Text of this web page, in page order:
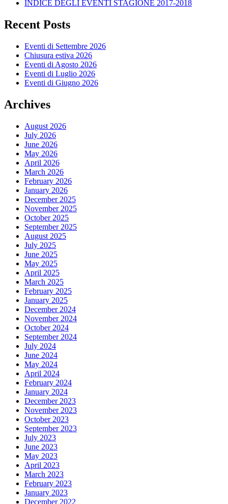
INDICE DEGLI EVENTI STAGIONE 2017-2018
Recent Posts
Eventi di Settembre 2026
Chiusura estiva 2026
Eventi di Agosto 2026
Eventi di Luglio 2026
Eventi di Giugno 2026
Archives
August 2026
July 2026
June 2026
May 2026
April 2026
March 2026
February 2026
January 2026
December 2025
November 2025
October 2025
September 2025
August 2025
July 2025
June 2025
May 2025
April 2025
March 2025
February 2025
January 2025
December 2024
November 2024
October 2024
September 2024
July 2024
June 2024
May 2024
April 2024
February 2024
January 2024
December 2023
November 2023
October 2023
September 2023
July 2023
June 2023
May 2023
April 2023
March 2023
February 2023
January 2023
December 2022